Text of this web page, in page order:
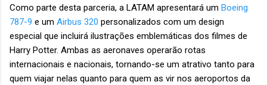
Como parte desta parceria, a LATAM apresentará um Boeing
787-9 e um Airbus 320 personalizados com um design
especial que incluirá ilustrações emblemáticas dos filmes de
Harry Potter. Ambas as aeronaves operarão rotas
internacionais e nacionais, tornando-se um atrativo tanto para
quem viajar nelas quanto para quem as vir nos aeroportos da